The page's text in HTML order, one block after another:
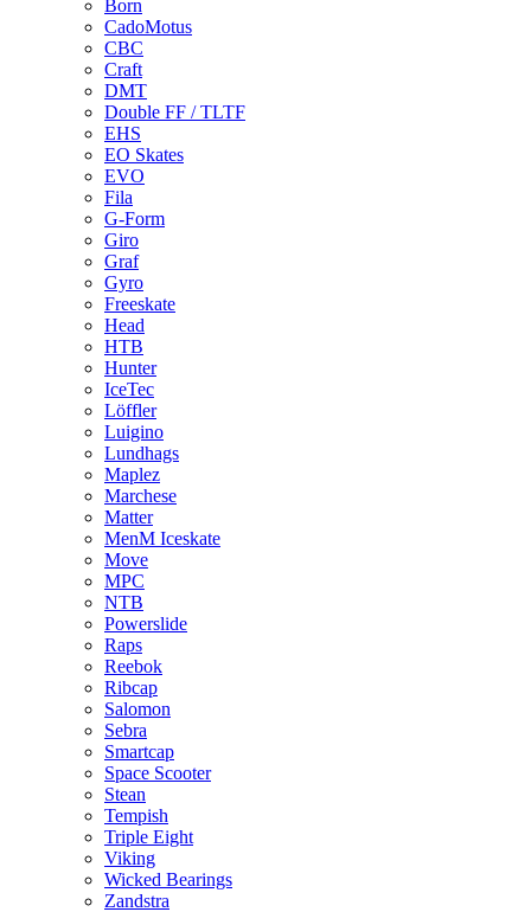
Born
CadoMotus
CBC
Craft
DMT
Double FF / TLTF
EHS
EO Skates
EVO
Fila
G-Form
Giro
Graf
Gyro
Freeskate
Head
HTB
Hunter
IceTec
Löffler
Luigino
Lundhags
Maplez
Marchese
Matter
MenM Iceskate
Move
MPC
NTB
Powerslide
Raps
Reebok
Ribcap
Salomon
Sebra
Smartcap
Space Scooter
Stean
Tempish
Triple Eight
Viking
Wicked Bearings
Zandstra